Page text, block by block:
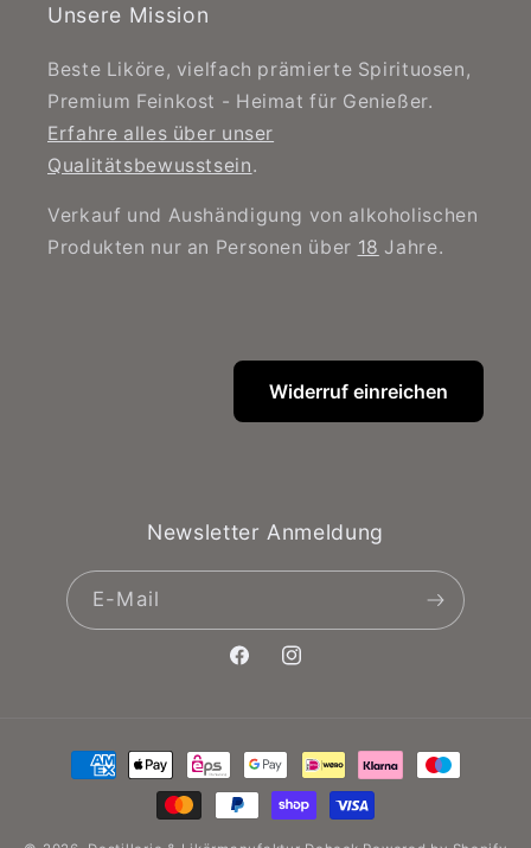
Unsere Mission
Beste Liköre, vielfach prämierte Spirituosen,
Premium Feinkost - Heimat für Genießer.
Erfahre alles über unser
Qualitätsbewusstsein.
Verkauf und Aushändigung von alkoholischen
Produkten nur an Personen über 18 Jahre.
Widerruf einreichen
Newsletter Anmeldung
E-Mail
FacebookInstagram
Zahlungsmethoden